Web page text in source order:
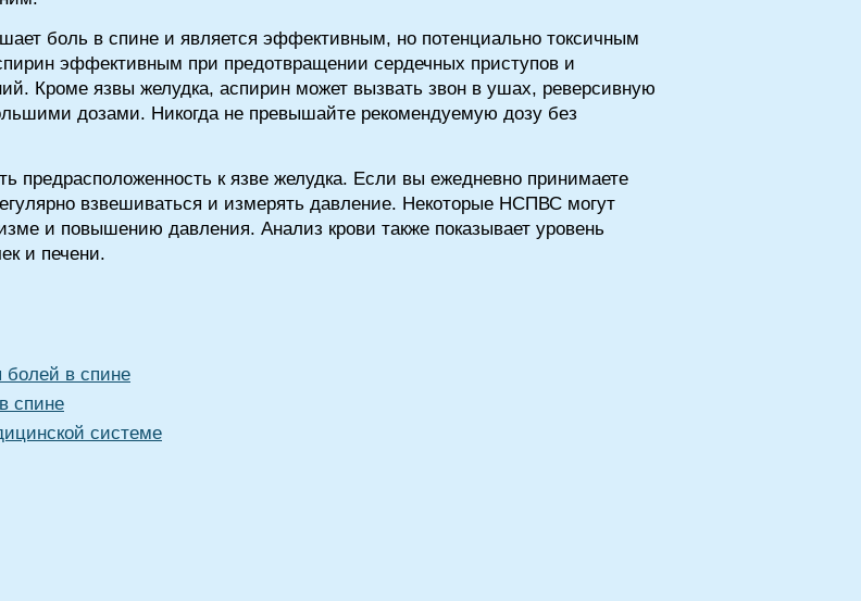
боль в спине и является эффективным, но потенциально токсичным
эффективным при предотвращении сердечных приступов и
Кроме язвы желудка, аспирин может вызвать звон в ушах, реверсивную
дозами. Никогда не превышайте рекомендуемую дозу без
предрасположенность к язве желудка. Если вы ежедневно принимаете
взвешиваться и измерять давление. Некоторые НСПВС могут
и повышению давления. Анализ крови также показывает уровень
и печени.
в спине
спине
системе